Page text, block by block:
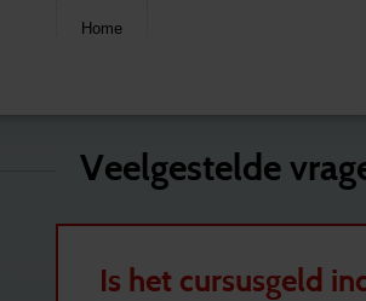
Home
Veelgestelde
Is het cursusgeld